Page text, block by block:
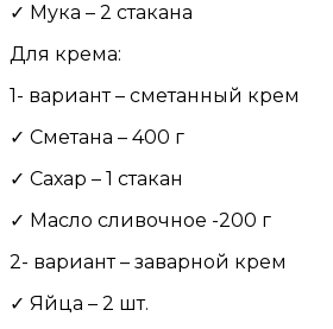
✓ Мука – 2 стакана
Для крема:
1- вариант – сметанный крем
✓ Сметана – 400 г
✓ Сахар – 1 стакан
✓ Масло сливочное -200 г
2- вариант – заварной крем
✓ Яйца – 2 шт.